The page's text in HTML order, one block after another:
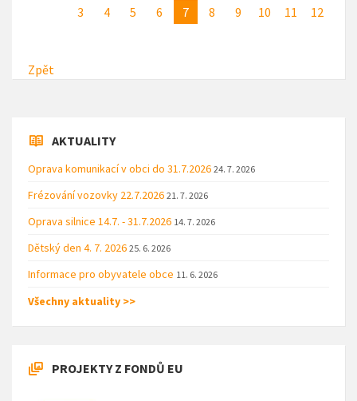
3
4 5 6 7 8 9 10 11 12
Zpět
AKTUALITY
Oprava komunikací v obci do 31.7.2026 24. 7. 2026
Frézování vozovky 22.7.2026 21. 7. 2026
Oprava silnice 14.7. - 31.7.2026 14. 7. 2026
Dětský den 4. 7. 2026 25. 6. 2026
Informace pro obyvatele obce 11. 6. 2026
Všechny aktuality >>
PROJEKTY Z FONDŮ EU